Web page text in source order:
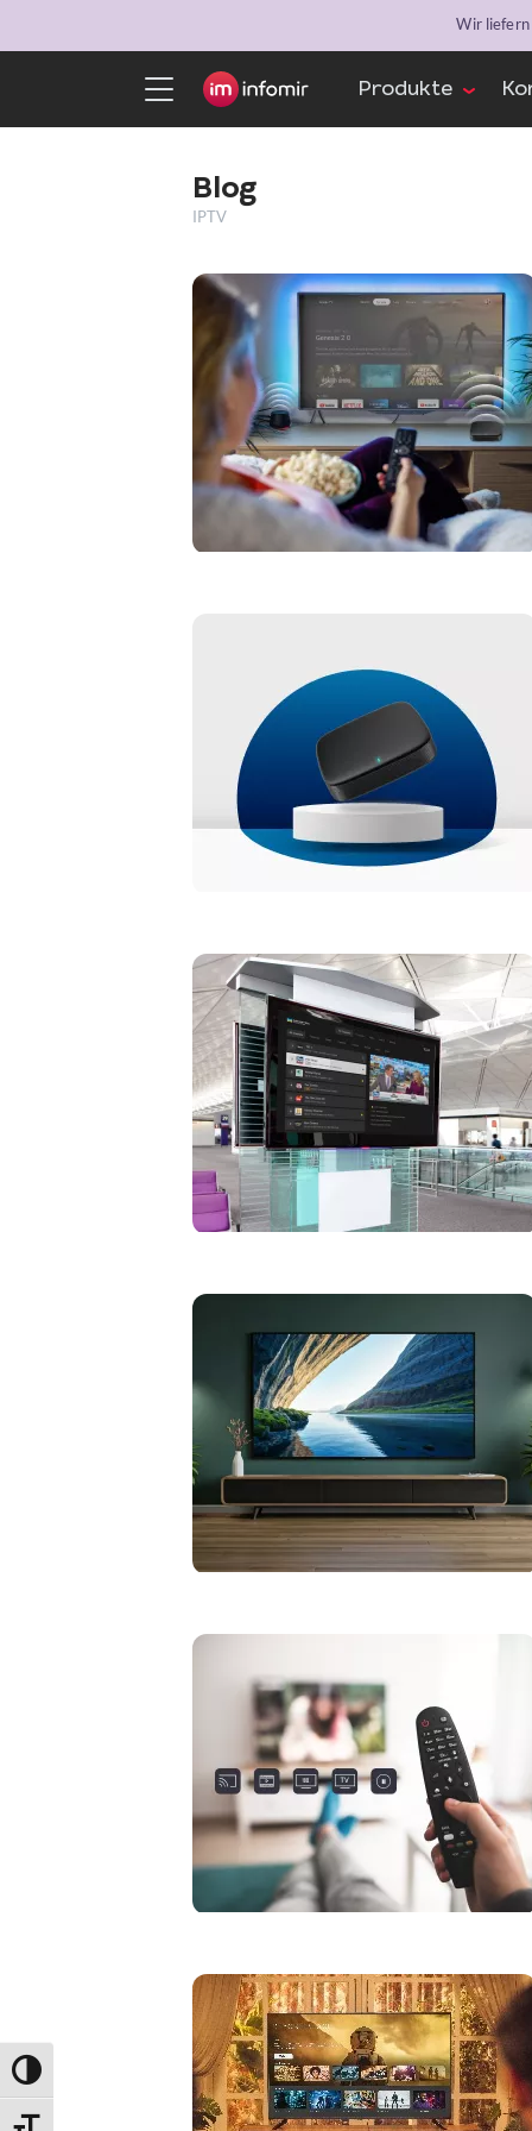
Umschalten auf hohe Kontraste
Wir liefern
Produkte
Blog
IPTV